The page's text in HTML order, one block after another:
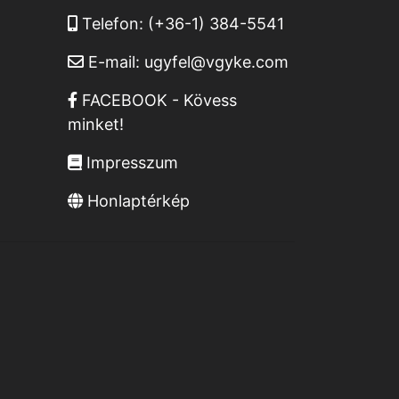
Telefon: (+36-1) 384-5541
E-mail: ugyfel@vgyke.com
FACEBOOK - Kövess
minket!
Impresszum
Honlaptérkép